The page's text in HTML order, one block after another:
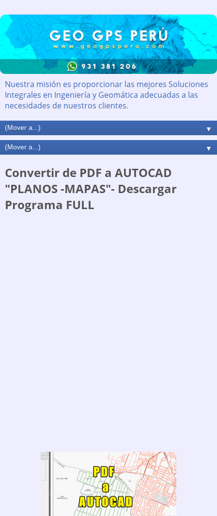
Nuestra misión es proporcionar las mejores Soluciones
Integrales en Ingeniería y Geomática adecuadas a las
necesidades de nuestros clientes.
▼
▼
Convertir de PDF a AUTOCAD
"PLANOS -MAPAS"- Descargar
Programa FULL